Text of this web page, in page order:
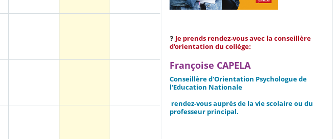
❓ Je prends rendez-vous avec la conseillère
d'orientation du collège:
Françoise CAPELA
Conseillère d'Orientation Psychologue de
l'Education Nationale
rendez-vous auprès de la vie scolaire ou du
professeur principal.